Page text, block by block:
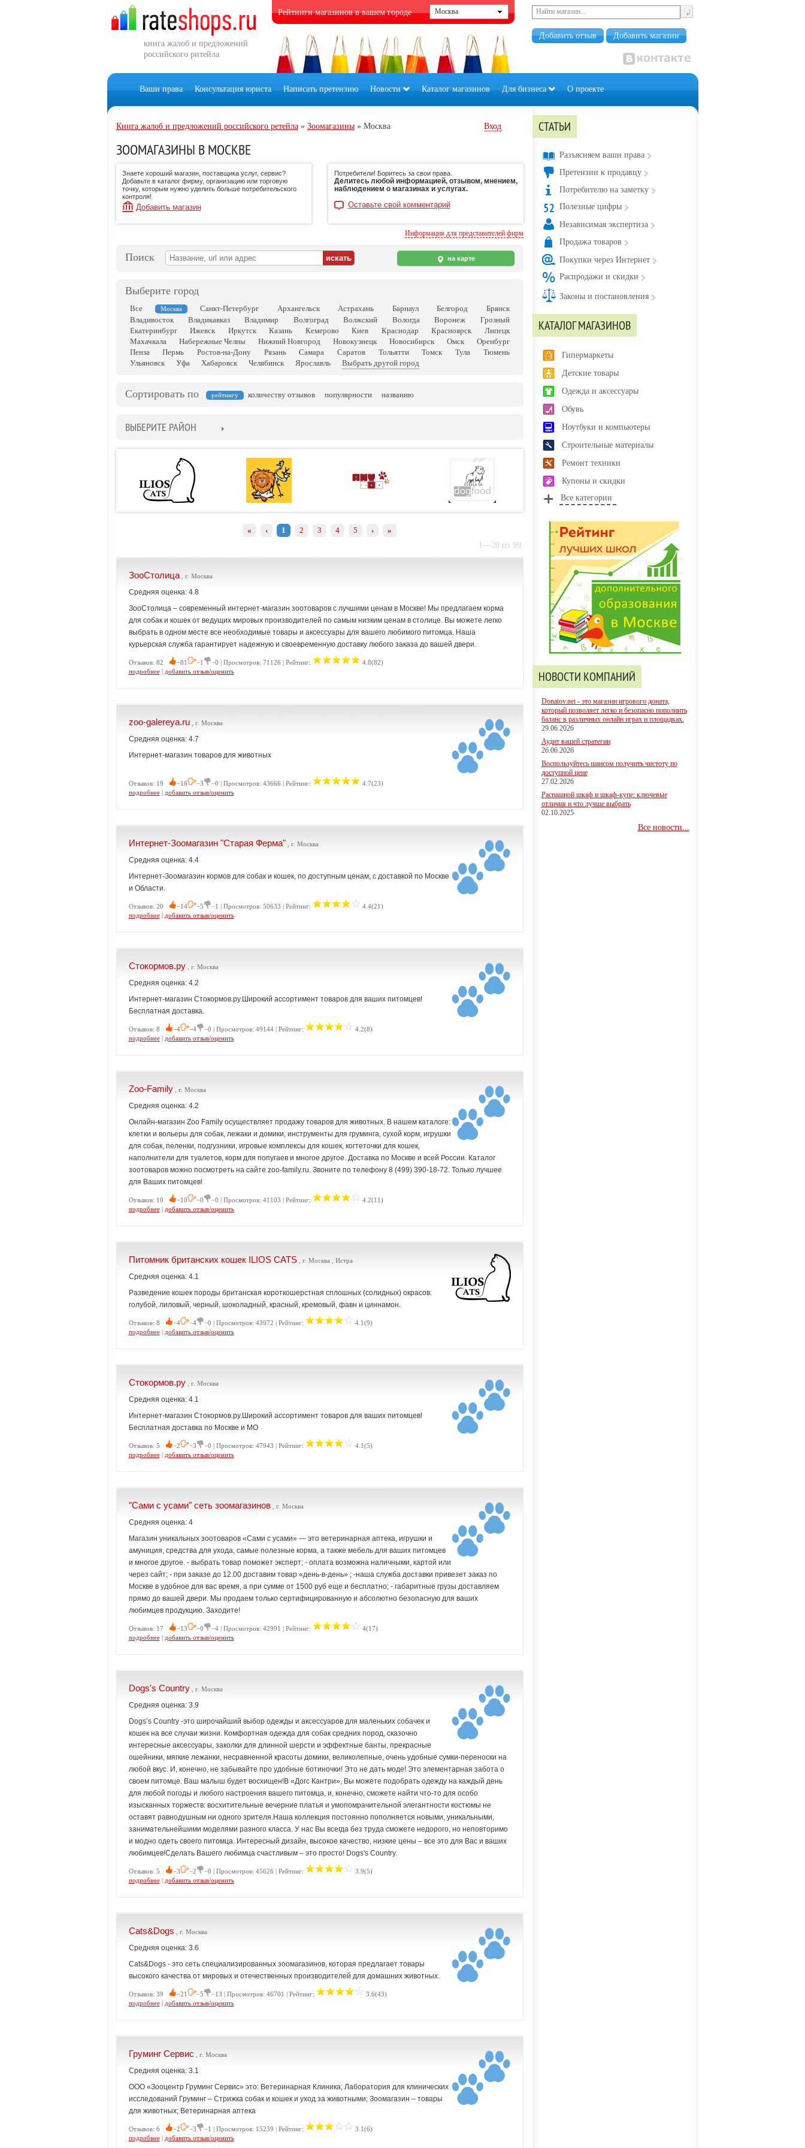
книга жалоб и предложений
российского ритейла
Рейтинги магазинов в вашем городе
Добавить отзыв Добавить магазин
Ваши права Консультация юриста Написать претензию Новости Каталог магазинов Для бизнеса О проекте
Книга жалоб и предложений российского ретейла» Зоомагазины» Москва Вход
ЗООМАГАЗИНЫ В МОСКВЕ
Знаете хороший магазин, поставщика услуг, сервис?
Добавьте в каталог фирму, организацию или торговую
точку, которым нужно уделить больше потребительского
контроля!
Добавить магазин
Потребители! Боритесь за свои права.
Делитесь любой информацией, отзывом, мнением,
наблюдением о магазинах и услугах.
Оставьте свой комментарий
Информация для представителей фирм
Поиск на карте
Выберите город
Все Москва Санкт-Петербург Архангельск Астрахань Барнаул Белгород
Брянск
Владивосток
Владикавказ Владимир Волгоград Волжский Вологда Воронеж
Грозный
Екатеринбург
Ижевск Иркутск Казань Кемерово Киев Краснодар Красноярск
Липецк
Махачкала
Набережные Челны Нижний Новгород Новокузнецк Новосибирск Омск
Оренбург
Пенза
Пермь Ростов-на-Дону Рязань Самара Саратов Тольятти Томск Тула
Тюмень
Ульяновск
Уфа Хабаровск Челябинск Ярославль Выбрать другой город
Сортировать по рейтингу количеству отзывов популярности названию
ВЫБЕРИТЕ РАЙОН
« ‹ 1 2 3 4 5 ›
»
1—20 из 99.
ЗооСтолица, г. Москва
Средняя оценка: 4.8
ЗооСтолица – современный интернет-магазин зоотоваров с лучшими ценам в Москве! Мы предлагаем корма
для собак и кошек от ведущих мировых производителей по самым низким ценам в столице. Вы можете легко
выбрать в одном месте все необходимые товары и аксессуары для вашего любимого питомца. Наша
курьерская служба гарантирует надежную и своевременную доставку любого заказа до вашей двери.
Отзывов: 82 −81 −1 −0 | Просмотров: 71126 | Рейтинг:
4.8(82)
подробнее| добавить отзыв/оценить
zoo-galereya.ru, г. Москва
Средняя оценка: 4.7
Интернет-магазин товаров для животных
Отзывов: 19 −16 −3 −0 | Просмотров: 43666 | Рейтинг:
4.7(23)
подробнее| добавить отзыв/оценить
Интернет-Зоомагазин "Старая Ферма", г. Москва
Средняя оценка: 4.4
Интернет-Зоомагазин кормов для собак и кошек, по доступным ценам, с доставкой по Москве
и Области.
Отзывов: 20 −14 −5 −1 | Просмотров: 50633 | Рейтинг:
4.4(21)
подробнее| добавить отзыв/оценить
Стокормов.ру, г. Москва
Средняя оценка: 4.2
Интернет-магазин Стокормов.ру.Широкий ассортимент товаров для ваших питомцев!
Бесплатная доставка.
Отзывов: 8 −4 −4 −0 | Просмотров: 49144 | Рейтинг:
4.2(8)
подробнее| добавить отзыв/оценить
Zoo-Family, г. Москва
Средняя оценка: 4.2
Онлайн-магазин Zoo Family осуществляет продажу товаров для животных. В нашем каталоге:
клетки и вольеры для собак, лежаки и домики, инструменты для груминга, сухой корм, игрушки
для собак, пеленки, подгузники, игровые комплексы для кошек, когтеточки для кошек,
наполнители для туалетов, корм для попугаев и многое другое. Доставка по Москве и всей России. Каталог
зоотоваров можно посмотреть на сайте zoo-family.ru. Звоните по телефону 8 (499) 390-18-72. Только лучшее
для Ваших питомцев!
Отзывов: 10 −10 −0 −0 | Просмотров: 41103 | Рейтинг:
4.2(11)
подробнее| добавить отзыв/оценить
Питомник британских кошек ILIOS CATS, г. Москва , Истра
Средняя оценка: 4.1
Разведение кошек породы британская короткошерстная сплошных (солидных) окрасов:
голубой, лиловый, черный, шоколадный, красный, кремовый, фавн и циннамон.
Отзывов: 8 −4 −4 −0 | Просмотров: 43972 | Рейтинг:
4.1(9)
подробнее| добавить отзыв/оценить
Стокормов.ру, г. Москва
Средняя оценка: 4.1
Интернет-магазин Стокормов.ру.Широкий ассортимент товаров для ваших питомцев!
Бесплатная доставка по Москве и МО
Отзывов: 5 −2 −3 −0 | Просмотров: 47943 | Рейтинг:
4.1(5)
подробнее| добавить отзыв/оценить
"Сами с усами" сеть зоомагазинов, г. Москва
Средняя оценка: 4
Магазин уникальных зоотоваров «Сами с усами» — это ветеринарная аптека, игрушки и
амуниция, средства для ухода, самые полезные корма, а также мебель для ваших питомцев
и многое другое. - выбрать товар поможет эксперт; - оплата возможна наличными, картой или
через сайт; - при заказе до 12.00 доставим товар «день-в-день» ; -наша служба доставки привезет заказ по
Москве в удобное для вас время, а при сумме от 1500 руб еще и бесплатно; - габаритные грузы доставляем
прямо до вашей двери. Мы продаем только сертифицированную и абсолютно безопасную для ваших
любимцев продукцию. Заходите!
Отзывов: 17 −13 −0 −4 | Просмотров: 42991 | Рейтинг:
4(17)
подробнее| добавить отзыв/оценить
Dogs's Country, г. Москва
Средняя оценка: 3.9
Dogs’s Country -это широчайший выбор одежды и аксессуаров для маленьких собачек и
кошек на все случаи жизни. Комфортная одежда для собак средних пород, сказочно
интересные аксессуары, заколки для длинной шерсти и эффектные банты, прекрасные
ошейники, мягкие лежанки, несравненной красоты домики, великолепные, очень удобные сумки-переноски на
любой вкус. И, конечно, не забывайте про удобные ботиночки! Это не дать моде! Это элементарная забота о
своем питомце. Ваш малыш будет восхищен!В «Догс Кантри», Вы можете подобрать одежду на каждый день
для любой погоды и любого настроения вашего питомца, и, конечно, сможете найти что-то для особо
изысканных торжеств: восхитительные вечерние платья и умопомрачительной элегантности костюмы не
оставят равнодушным ни одного зрителя.Наша коллекция постоянно пополняется новыми, уникальными,
занимательнейшими моделями разного класса. У нас Вы всегда без труда сможете недорого, но неповторимо
и модно одеть своего питомца. Интересный дизайн, высокое качество, низкие цены – все это для Вас и ваших
любимцев!Сделать Вашего любимца счастливым – это просто! Dogs's Сountry.
Отзывов: 5 −3 −2 −0 | Просмотров: 45626 | Рейтинг:
3.9(5)
подробнее| добавить отзыв/оценить
Cats&Dogs , г. Москва
Средняя оценка: 3.6
Cats&Dogs - это сеть специализированных зоомагазинов, которая предлагает товары
высокого качества от мировых и отечественных производителей для домашних животных.
Отзывов: 39 −21 −5 −13 | Просмотров: 46701 | Рейтинг:
3.6(43)
подробнее| добавить отзыв/оценить
Груминг Сервис , г. Москва
Средняя оценка: 3.1
ООО «Зооцентр Груминг Сервис» это: Ветеринарная Клиника; Лаборатория для клинических
исследований Груминг – Стрижка собак и кошек и уход за животными; Зоомагазин – товары
для животных; Ветеринарная аптека
Отзывов: 6 −2 −3 −1 | Просмотров: 15239 | Рейтинг:
3.1(6)
подробнее| добавить отзыв/оценить
СТАТЬИ
Разъясняем ваши права
Претензии к продавцу
Потребителю на заметку
Полезные цифры
Независимая экспертиза
Продажа товаров
Покупки через Интернет
Распродажи и скидки
Законы и постановления
КАТАЛОГ МАГАЗИНОВ
Гипермаркеты
Детские товары
Одежда и аксессуары
Обувь
Ноутбуки и компьютеры
Строительные материалы
Ремонт техники
Купоны и скидки
Все категории
НОВОСТИ КОМПАНИЙ
Donatov.net - это магазин игрового доната,
который позволяет легко и безопасно пополнить
баланс в различных онлайн играх и площадках.
29.06.2026
Аудит вашей стратегии
26.06.2026
Воспользуйтесь шансом получить чистоту по
доступной цене
27.02.2026
Распашной шкаф и шкаф-купе: ключевые
отличия и что лучше выбрать
02.10.2025
Все новости...